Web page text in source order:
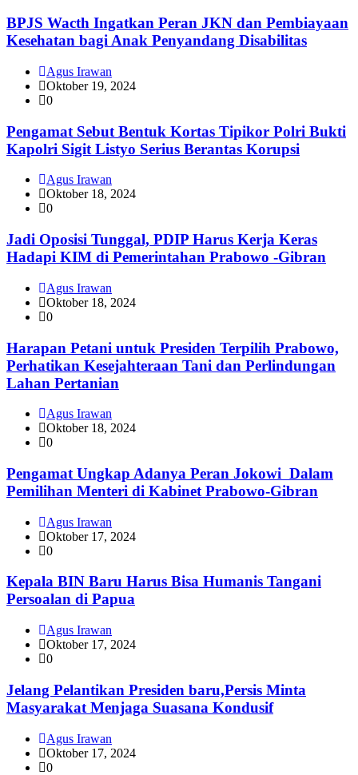
BPJS Wacth Ingatkan Peran JKN dan Pembiayaan
Kesehatan bagi Anak Penyandang Disabilitas
Agus Irawan
Oktober 19, 2024
0
Pengamat Sebut Bentuk Kortas Tipikor Polri Bukti
Kapolri Sigit Listyo Serius Berantas Korupsi
Agus Irawan
Oktober 18, 2024
0
Jadi Oposisi Tunggal, PDIP Harus Kerja Keras
Hadapi KIM di Pemerintahan Prabowo -Gibran
Agus Irawan
Oktober 18, 2024
0
Harapan Petani untuk Presiden Terpilih Prabowo,
Perhatikan Kesejahteraan Tani dan Perlindungan
Lahan Pertanian
Agus Irawan
Oktober 18, 2024
0
Pengamat Ungkap Adanya Peran Jokowi Dalam
Pemilihan Menteri di Kabinet Prabowo-Gibran
Agus Irawan
Oktober 17, 2024
0
Kepala BIN Baru Harus Bisa Humanis Tangani
Persoalan di Papua
Agus Irawan
Oktober 17, 2024
0
Jelang Pelantikan Presiden baru,Persis Minta
Masyarakat Menjaga Suasana Kondusif
Agus Irawan
Oktober 17, 2024
0